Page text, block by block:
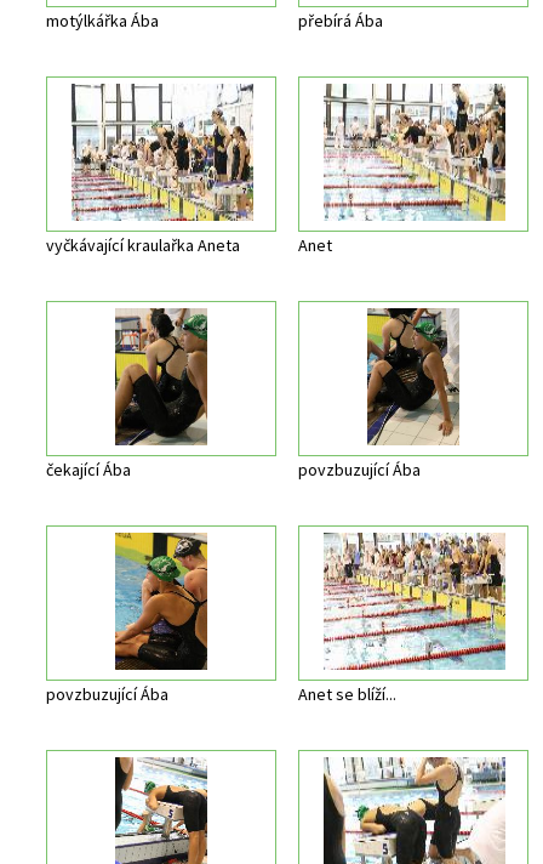
motýlkářka Ába přebírá Ába
vyčkávající kraulařka Aneta Anet
čekající Ába povzbuzující Ába
povzbuzující Ába Anet se blíží...